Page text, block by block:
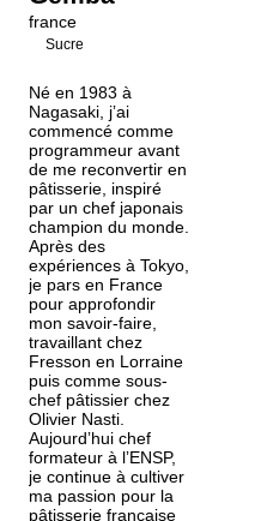
france
Sucre
Né en 1983 à
Nagasaki, jʼai
commencé comme
programmeur avant
de me reconvertir en
pâtisserie, inspiré
par un chef japonais
champion du monde.
Après des
expériences à Tokyo,
je pars en France
pour approfondir
mon savoir-faire,
travaillant chez
Fresson en Lorraine
puis comme sous-
chef pâtissier chez
Olivier Nasti.
Aujourdʼhui chef
formateur à lʼENSP,
je continue à cultiver
ma passion pour la
pâtisserie française